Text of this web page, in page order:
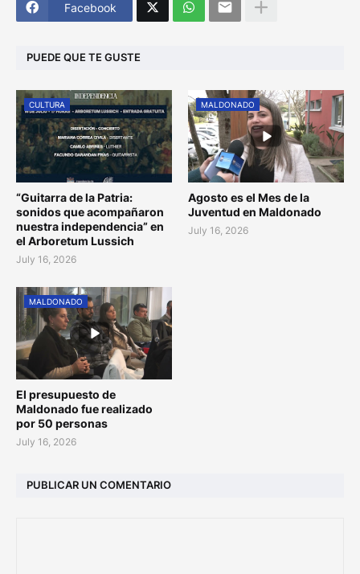
Facebook
PUEDE QUE TE GUSTE
CULTURA
“Guitarra de la Patria:
sonidos que acompañaron
nuestra independencia” en
el Arboretum Lussich
July 16, 2026
MALDONADO
Agosto es el Mes de la
Juventud en Maldonado
July 16, 2026
MALDONADO
El presupuesto de
Maldonado fue realizado
por 50 personas
July 16, 2026
PUBLICAR UN COMENTARIO